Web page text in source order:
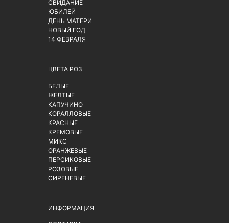
СВИДАНИЕ
ЮБИЛЕЙ
ДЕНЬ МАТЕРИ
НОВЫЙ ГОД
14 ФЕВРАЛЯ
ЦВЕТА РОЗ
БЕЛЫЕ
ЖЕЛТЫЕ
КАПУЧИНО
КОРАЛЛОВЫЕ
КРАСНЫЕ
КРЕМОВЫЕ
МИКС
ОРАНЖЕВЫЕ
ПЕРСИКОВЫЕ
РОЗОВЫЕ
СИРЕНЕВЫЕ
ИНФОРМАЦИЯ